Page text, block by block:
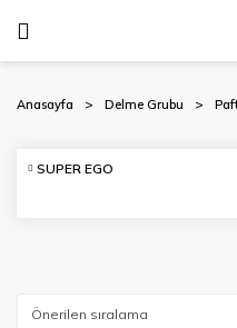
Anasayfa Delme Grubu
SUPER EGO